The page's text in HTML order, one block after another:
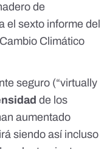
de
el sexto informe del
Climático
seguro (“virtually
de los
aumentado
siendo asíincluso